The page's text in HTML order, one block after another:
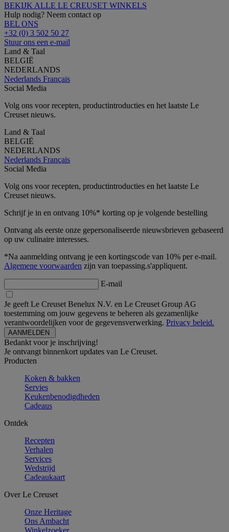
BEKIJK ALLE LE CREUSET WINKELS
Hulp nodig? Neem contact op
BEL ONS
+32 (0) 3 502 50 27
Stuur ons een e-mail
Land & Taal
BELGIË
NEDERLANDS
Nederlands Français
Social Media
Volg ons voor recepten, productintroducties en het laatste Le
Creuset nieuws.
Land & Taal
BELGIË
NEDERLANDS
Nederlands Français
Social Media
Volg ons voor recepten, productintroducties en het laatste Le
Creuset nieuws.
Schrijf je in en ontvang 10%* korting op je volgende bestelling
Ontvang als eerste onze gepersonaliseerde nieuwsbrieven gebaseerd
op uw culinaire interesses.
*Na aanmelding ontvang je een kortingscode van 10% per e-mail.
Algemene voorwaarden zijn van toepassing.s'appliquent.
E-mail
Je geeft Le Creuset Benelux N.V. en Le Creuset Group AG
toestemming om jouw gegevens te beheren als gezamenlijke
verantwoordelijken voor de gegevensverwerking. Privacy beleid.
Bedankt voor je inschrijving!
Je ontvangt binnenkort updates van Le Creuset.
Producten
Koken & bakken
Servies
Keukenbenodigdheden
Cadeaus
Ontdek
Recepten
Verhalen
Services
Wedstrijd
Cadeaukaart
Over Le Creuset
Onze Heritage
Ons Ambacht
Winkelzoeker